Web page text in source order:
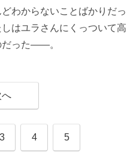
わからないことばかりだっ
はユラさんにくっついて高
だった――。
へ
3 4 5